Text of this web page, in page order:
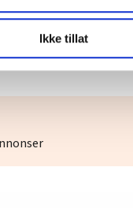
nettsider blir brukt
om hvordan du
Medias egne
Ikke tillat